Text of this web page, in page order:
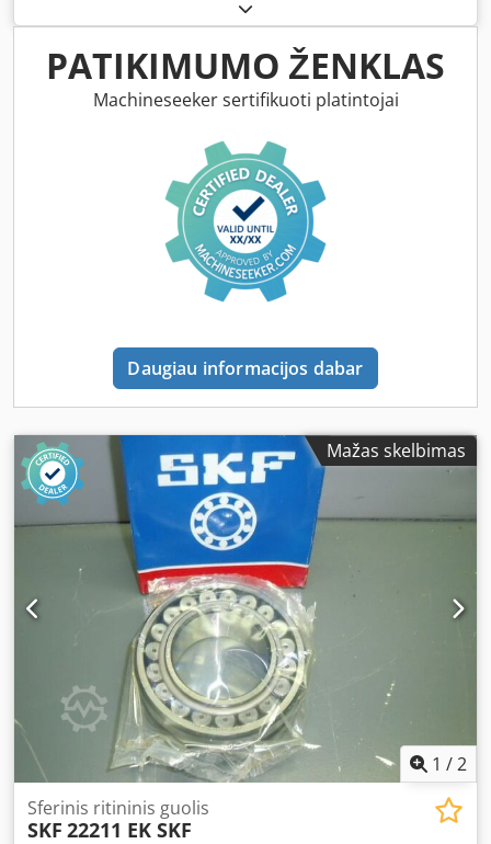
Crsdpfjb A Ht Dox Adyef - Kaina: už vienetą - Svoris: 2 kg
PATIKIMUMO ŽENKLAS
Machineseeker sertifikuoti platintojai
Daugiau informacijos dabar
Mažas skelbimas
1 /2
Sferinis ritininis guolis
SKF 22211 EK SKF